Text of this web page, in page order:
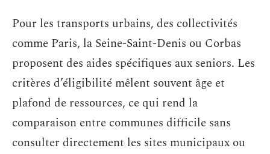
Pour les transports urbains, des collectivités
comme Paris, la Seine-Saint-Denis ou Corbas
proposent des aides spécifiques aux seniors. Les
critères d’éligibilité mêlent souvent âge et
plafond de ressources, ce qui rend la
comparaison entre communes difficile sans
consulter directement les sites municipaux ou